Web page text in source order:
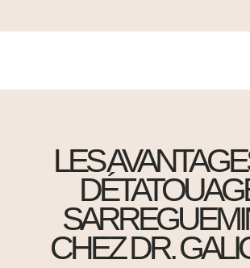
LES
CHEZ DR.